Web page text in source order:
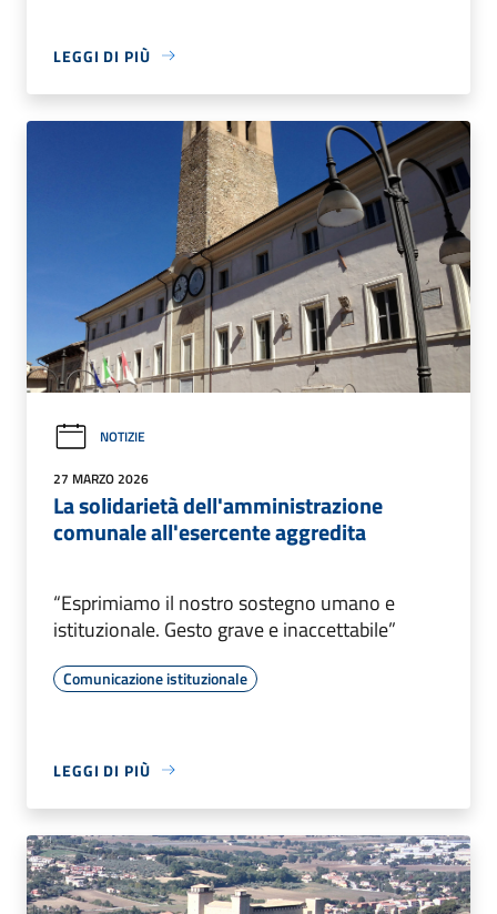
LEGGI DI PIÙ
NOTIZIE
27 MARZO 2026
La solidarietà dell'amministrazione
comunale all'esercente aggredita
“Esprimiamo il nostro sostegno umano e
istituzionale. Gesto grave e inaccettabile”
Comunicazione istituzionale
LEGGI DI PIÙ